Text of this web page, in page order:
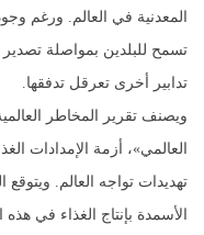
المعدنية في العالم. ورغم
تسمح للبلدين بمواصلة تصدير
تدابير أخرى تعرقل تدفقها.
تهديدات تواجه العالم. ويتوقع
الأسمدة بإنتاج الغذاء في